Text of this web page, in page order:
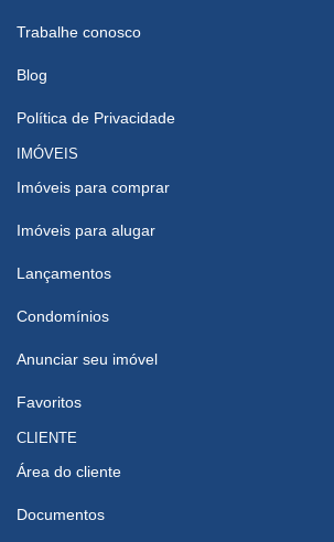
Trabalhe conosco
Blog
Política de Privacidade
IMÓVEIS
Imóveis para comprar
Imóveis para alugar
Lançamentos
Condomínios
Anunciar seu imóvel
Favoritos
CLIENTE
Área do cliente
Documentos